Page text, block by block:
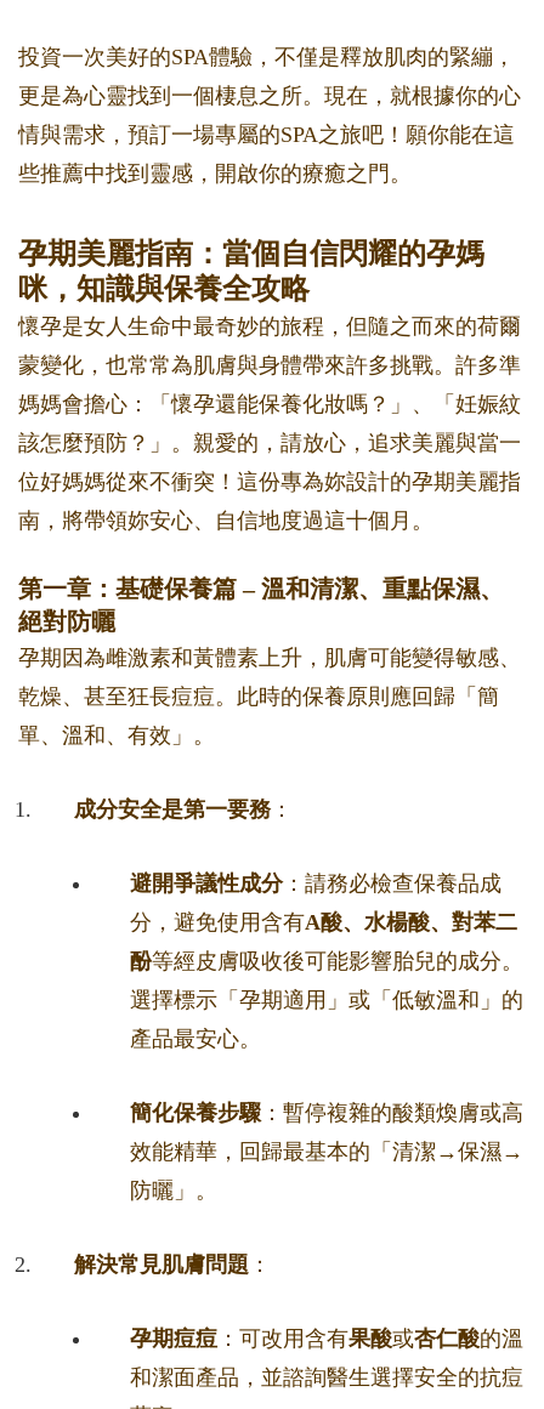
投資一次美好的SPA體驗，不僅是釋放肌肉的緊繃，
更是為心靈找到一個棲息之所。現在，就根據你的心
情與需求，預訂一場專屬的SPA之旅吧！願你能在這
些推薦中找到靈感，開啟你的療癒之門。
孕期美麗指南：當個自信閃耀的孕媽
咪，知識與保養全攻略
懷孕是女人生命中最奇妙的旅程，但隨之而來的荷爾
蒙變化，也常常為肌膚與身體帶來許多挑戰。許多準
媽媽會擔心：「懷孕還能保養化妝嗎？」、「妊娠紋
該怎麼預防？」。親愛的，請放心，追求美麗與當一
位好媽媽從來不衝突！這份專為妳設計的孕期美麗指
南，將帶領妳安心、自信地度過這十個月。
第一章：基礎保養篇 – 溫和清潔、重點保濕、
絕對防曬
孕期因為雌激素和黃體素上升，肌膚可能變得敏感、
乾燥、甚至狂長痘痘。此時的保養原則應回歸「簡
單、溫和、有效」。
成分安全是第一要務：
避開爭議性成分：請務必檢查保養品成
分，避免使用含有A酸、水楊酸、對苯二
酚等經皮膚吸收後可能影響胎兒的成分。
選擇標示「孕期適用」或「低敏溫和」的
產品最安心。
簡化保養步驟 ：暫停複雜的酸類煥膚或高
效能精華，回歸最基本的「清潔→保濕→
防曬」。
解決常見肌膚問題 ：
孕期痘痘 ：可改用含有果酸或杏仁酸的溫
和潔面產品，並諮詢醫生選擇安全的抗痘